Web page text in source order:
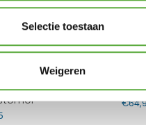
Selectie toestaan
Weigeren
Weber
€